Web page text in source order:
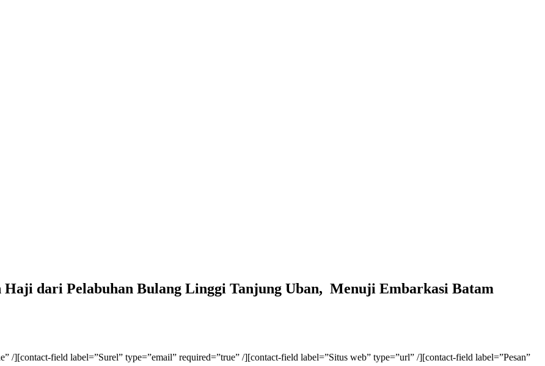
Haji dari Pelabuhan Bulang Linggi Tanjung Uban, Menuji Embarkasi Batam
/][contact-field label=”Surel” type=”email” required=”true” /][contact-field label=”Situs web” type=”url” /][contact-field label=”Pesan”